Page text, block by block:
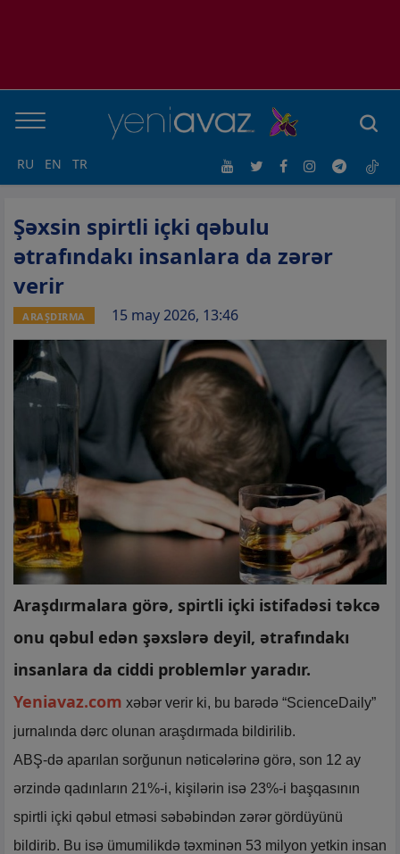
RU EN TR
Şəxsin spirtli içki qəbulu
ətrafındakı insanlara da zərər
verir
ARAŞDIRMA 15 may 2026, 13:46
Araşdırmalara görə, spirtli içki istifadəsi təkcə
onu qəbul edən şəxslərə deyil, ətrafındakı
insanlara da ciddi problemlər yaradır.
Yeniavaz.com xəbər verir ki, bu barədə “ScienceDaily”
jurnalında dərc olunan araşdırmada bildirilib.
ABŞ-də aparılan sorğunun nəticələrinə görə, son 12 ay
ərzində qadınların 21%-i, kişilərin isə 23%-i başqasının
spirtli içki qəbul etməsi səbəbindən zərər gördüyünü
bildirib. Bu isə ümumilikdə təxminən 53 milyon yetkin insan